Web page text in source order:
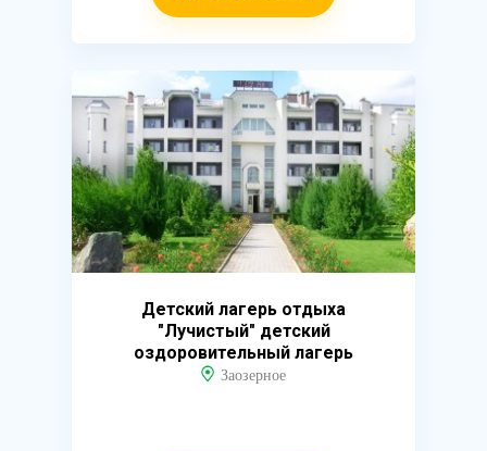
Детский лагерь отдыха
"Лучистый" детский
оздоровительный лагерь
Заозерное